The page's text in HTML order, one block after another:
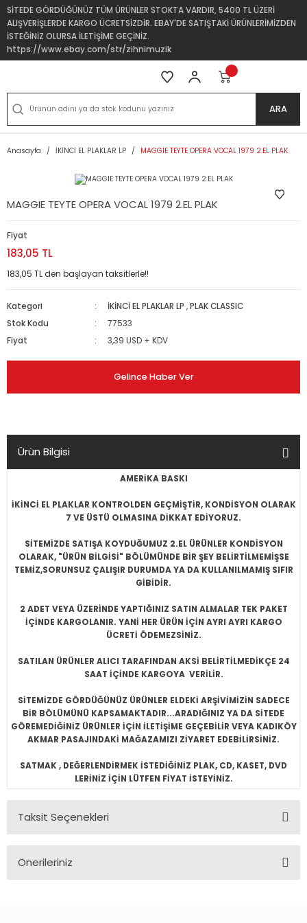
SİTEDE GÖRDÜĞÜNÜZ TÜM ÜRÜNLER STOKTA VARDIR, 5400 TL ÜZERİ
ALIŞVERİŞLERDE KARGO ÜCRETSİZDİR. EBAY'DE SATIŞTAKİ ÜRÜNLERİMİZDEN
İSTEĞİNİZ OLURSA İLETİŞİME GEÇİNİZ.
https://www.ebay.com/str/zihnimuzik
ARA
Anasayfa İKİNCİ EL PLAKLAR LP MAGGIE TEYTE OPERA VOCAL 1979 2.EL PLAK
MAGGIE TEYTE OPERA VOCAL 1979 2.EL PLAK
Fiyat
183,05 TL
183,05 TL den başlayan taksitlerle!!
Kategori İKİNCİ EL PLAKLAR LP ,PLAK CLASSIC
Stok Kodu
77533
Fiyat
3,39 USD + KDV
Gelince Haber Ver
Ürün Bilgisi
AMERİKA BASKI
İKİNCİ EL PLAKLAR KONTROLDEN GEÇMİŞTİR, KONDİSYON OLARAK
7 VE ÜSTÜ OLMASINA DİKKAT EDİYORUZ.
SİTEMİZDE SATIŞA KOYDUĞUMUZ 2.EL ÜRÜNLER KONDİSYON
OLARAK, "ÜRÜN BİLGİSİ" BÖLÜMÜNDE BİR ŞEY BELİRTİLMEMİŞSE
TEMİZ,SORUNSUZ ÇALIŞIR DURUMDA YA DA KULLANILMAMIŞ SIFIR
GİBİDİR.
2 ADET VEYA ÜZERİNDE YAPTIĞINIZ SATIN ALMALAR TEK PAKET
İÇİNDE KARGOLANIR. YANİ HER ÜRÜN İÇİN AYRI AYRI KARGO
ÜCRETİ ÖDEMEZSİNİZ.
SATILAN ÜRÜNLER ALICI TARAFINDAN AKSİ BELİRTİLMEDİKÇE 24
SAAT İÇİNDE KARGOYA VERİLİR.
SİTEMİZDE GÖRDÜĞÜNÜZ ÜRÜNLER ELDEKİ ARŞİVİMİZİN SADECE
BİR BÖLÜMÜNÜ KAPSAMAKTADIR...ARADIĞINIZ YA DA SİTEDE
GÖREMEDİĞİNİZ ÜRÜNLER İÇİN İLETİŞİME GEÇEBİLİR VEYA KADIKÖY
AKMAR PASAJINDAKİ MAĞAZAMIZI ZİYARET EDEBİLİRSİNİZ.
SATMAK , DEĞERLENDİRMEK İSTEDİĞİNİZ PLAK, CD, KASET, DVD
LERİNİZ İÇİN LÜTFEN FİYAT İSTEYİNİZ.
Taksit Seçenekleri
Önerileriniz